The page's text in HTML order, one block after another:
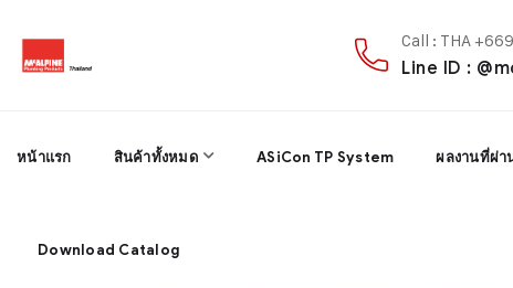
Call : THA
Line ID :
หน้าแรก สินค้าทั้งหมด ASiCon TP System ผลงานที่ผ่า
Download Catalog